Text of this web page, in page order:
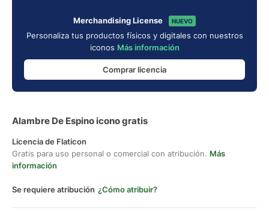
Merchandising License NUEVO
Personaliza tus productos físicos y digitales con nuestros
iconos Más información
Comprar licencia
Alambre De Espino icono gratis
Licencia de Flaticon
Gratis para uso personal o comercial con atribución. Más
información
Se requiere atribución ¿Cómo atribuir?